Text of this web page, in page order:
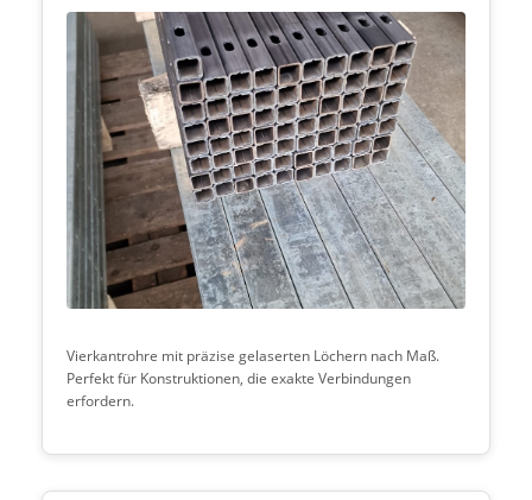
Vierkantrohre mit präzise gelaserten Löchern nach Maß.
Perfekt für Konstruktionen, die exakte Verbindungen
erfordern.